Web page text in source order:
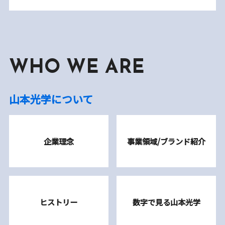
WHO WE ARE
山本光学について
企業理念 事業領域/ブランド紹介
ヒストリー 数字で見る山本光学